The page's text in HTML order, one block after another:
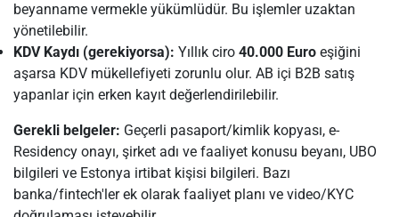
beyanname vermekle yükümlüdür. Bu işlemler uzaktan
yönetilebilir.
KDV Kaydı (gerekiyorsa): Yıllık ciro 40.000 Euro eşiğini
aşarsa KDV mükellefiyeti zorunlu olur. AB içi B2B satış
yapanlar için erken kayıt değerlendirilebilir.
Gerekli belgeler: Geçerli pasaport/kimlik kopyası, e-
Residency onayı, şirket adı ve faaliyet konusu beyanı, UBO
bilgileri ve Estonya irtibat kişisi bilgileri. Bazı
banka/fintech'ler ek olarak faaliyet planı ve video/KYC